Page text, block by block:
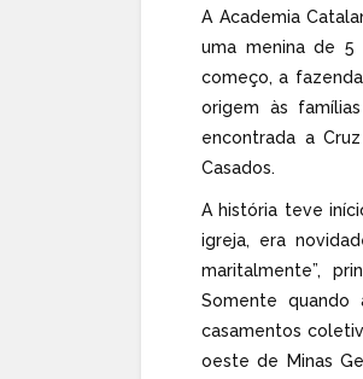
A Academia
uma menina de 5
começo, a
origem às
encontrada a
Casados.
A história teve
igreja, era
maritalmente”,
Somente quando
casamentos
oeste de Minas